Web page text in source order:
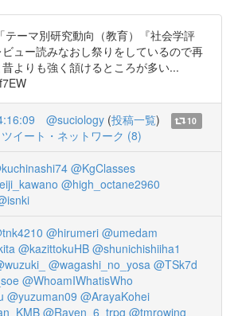
テーマ別研究動向（教育）『社会学評
ュー読みなおし祭りをしているので再
よりも強く頷けるところが多い...
@suciology (投稿一覧)
10
ツイート・ネットワーク (8)
@KgClasses
@high_octane2960
@hirumeri @umedam
@kazittokuHB @shunichishiiha1
@wagashi_no_yosa @TSk7d
@WhoamIWhatisWho
@yuzuman09 @ArayaKohei
@Raven_6_trpg @tmrowing